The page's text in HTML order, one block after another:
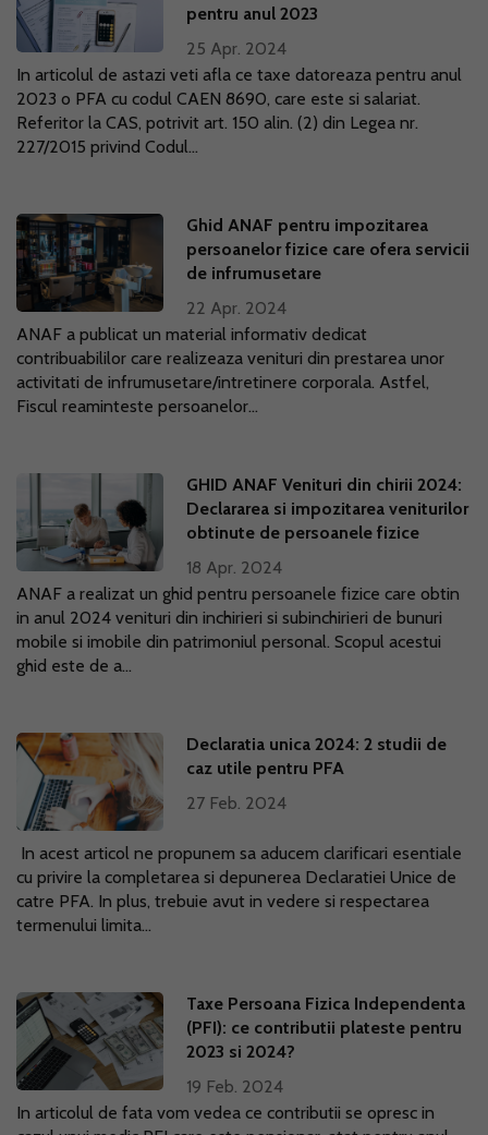
pentru anul 2023
25 Apr. 2024
In articolul de astazi veti afla ce taxe datoreaza pentru anul
2023 o PFA cu codul CAEN 8690, care este si salariat.
Referitor la CAS, potrivit art. 150 alin. (2) din Legea nr.
227/2015 privind Codul...
Ghid ANAF pentru impozitarea
persoanelor fizice care ofera servicii
de infrumusetare
22 Apr. 2024
ANAF a publicat un material informativ dedicat
contribuabililor care realizeaza venituri din prestarea unor
activitati de infrumusetare/intretinere corporala. Astfel,
Fiscul reaminteste persoanelor...
GHID ANAF Venituri din chirii 2024:
Declararea si impozitarea veniturilor
obtinute de persoanele fizice
18 Apr. 2024
ANAF a realizat un ghid pentru persoanele fizice care obtin
in anul 2024 venituri din inchirieri si subinchirieri de bunuri
mobile si imobile din patrimoniul personal. Scopul acestui
ghid este de a...
Declaratia unica 2024: 2 studii de
caz utile pentru PFA
27 Feb. 2024
In acest articol ne propunem sa aducem clarificari esentiale
cu privire la completarea si depunerea Declaratiei Unice de
catre PFA. In plus, trebuie avut in vedere si respectarea
termenului limita...
Taxe Persoana Fizica Independenta
(PFI): ce contributii plateste pentru
2023 si 2024?
19 Feb. 2024
In articolul de fata vom vedea ce contributii se opresc in